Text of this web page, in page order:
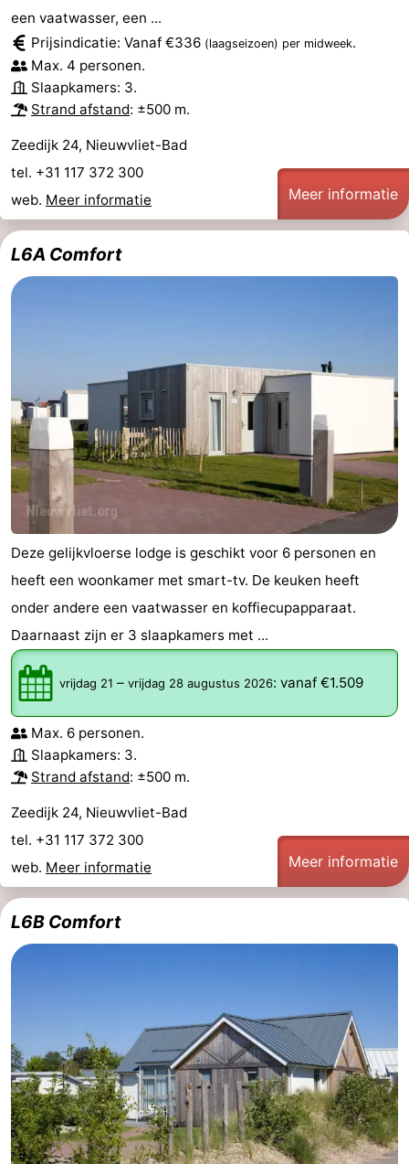
een vaatwasser, een ...
Prijsindicatie: Vanaf €336 (laagseizoen) per midweek.
Max. 4 personen.
Slaapkamers: 3.
Strand afstand: ±500 m.
Zeedijk 24, Nieuwvliet-Bad
tel. +31 117 372 300
web. Meer informatie Meer informatie
L6A Comfort
Deze gelijkvloerse lodge is geschikt voor 6 personen en
heeft een woonkamer met smart-tv. De keuken heeft
onder andere een vaatwasser en koffiecupapparaat.
Daarnaast zijn er 3 slaapkamers met ...
vrijdag 21 – vrijdag 28 augustus 2026: vanaf €1.509
Max. 6 personen.
Slaapkamers: 3.
Strand afstand: ±500 m.
Zeedijk 24, Nieuwvliet-Bad
tel. +31 117 372 300
web. Meer informatie Meer informatie
L6B Comfort